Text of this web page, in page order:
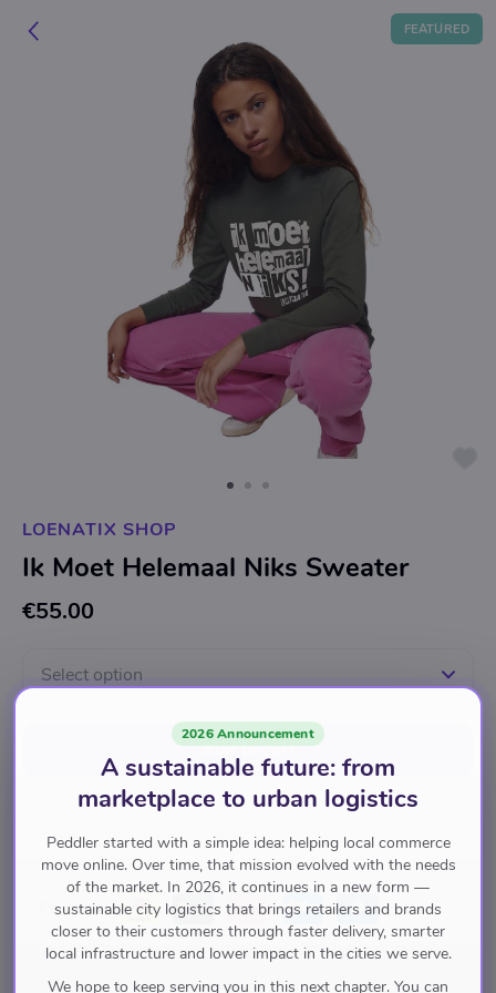
FEATURED
LOENATIX SHOP
Ik Moet Helemaal Niks Sweater
€55.00
Select option
Add to cart
Dames Sweaters & Hoodies
Pay with
2026 Announcement
A sustainable future: from
marketplace to urban logistics
Peddler started with a simple idea: helping local commerce
move online. Over time, that mission evolved with the needs
of the market. In 2026, it continues in a new form —
sustainable city logistics that brings retailers and brands
closer to their customers through faster delivery, smarter
local infrastructure and lower impact in the cities we serve.
We hope to keep serving you in this next chapter. You can